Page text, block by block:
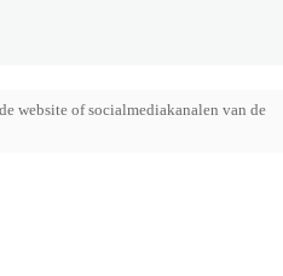
website of socialmediakanalen van de